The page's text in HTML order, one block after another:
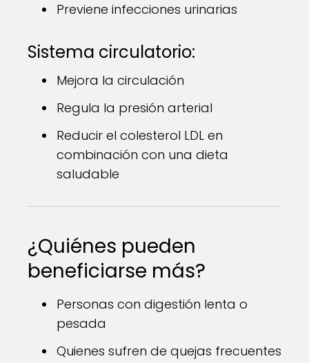
Previene infecciones urinarias
Sistema circulatorio:
Mejora la circulación
Regula la presión arterial
Reducir el colesterol LDL en
combinación con una dieta
saludable
¿Quiénes pueden
beneficiarse más?
Personas con digestión lenta o
pesada
Quienes sufren de quejas frecuentes